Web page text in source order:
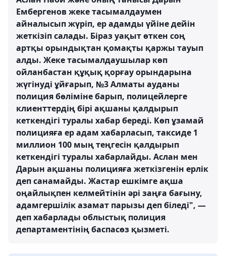
Ембергенов жеке тасымалдаумен
айналысып жүріп, ер адамды үйіне дейін
жеткізіп салады. Біраз уақыт өткен соң
артқы орындықтан қомақты қаржы тауып
алды. Жеке тасымалдаушылар көп
ойланбастан құқық қорғау орындарына
жүгінуді ұйғарып, №3 Алматы ауданы
полиция бөліміне барып, полицейлерге
клиенттердің бірі ақшаны қалдырып
кеткендігі туралы хабар береді. Көп ұзамай
полицияға ер адам хабарласып, таксиде 1
миллион 100 мың теңгесін қалдырып
кеткендігі туралы хабарлайды. Аслан мен
Дарын ақшаны полицияға жеткізгенін ерлік
деп санамайды. Жастар ешкімге ақша
оңайлықпен келмейтінін әрі заңға бағыну,
адамгершілік азамат парызы деп біледі", —
деп хабарлады облыстық полиция
департаментінің баспасөз қызметі.